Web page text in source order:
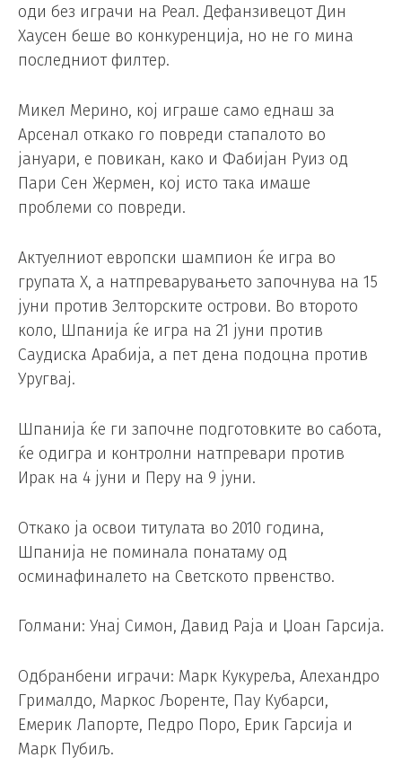
оди без играчи на Реал. Дефанзивецот Дин
Хаусен беше во конкуренција, но не го мина
последниот филтер.
Микел Мерино, кој играше само еднаш за
Арсенал откако го повреди стапалото во
јануари, е повикан, како и Фабијан Руиз од
Пари Сен Жермен, кој исто така имаше
проблеми со повреди.
Актуелниот европски шампион ќе игра во
групата Х, а натпреварувањето започнува на 15
јуни против Зелторските острови. Во второто
коло, Шпанија ќе игра на 21 јуни против
Саудиска Арабија, а пет дена подоцна против
Уругвај.
Шпанија ќе ги започне подготовките во сабота,
ќе одигра и контролни натпревари против
Ирак на 4 јуни и Перу на 9 јуни.
Откако ја освои титулата во 2010 година,
Шпанија не поминала понатаму од
осминафиналето на Светското првенство.
Голмани: Унај Симон, Давид Раја и Џоан Гарсија.
Одбранбени играчи: Марк Кукуреља, Алехандро
Грималдо, Маркос Љоренте, Пау Кубарси,
Емерик Лапорте, Педро Поро, Ерик Гарсија и
Марк Пубиљ.